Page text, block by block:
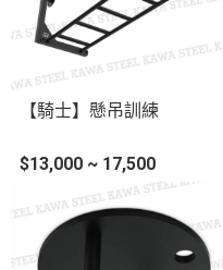
【騎士】懸吊訓練
$13,000 ~ 17,500